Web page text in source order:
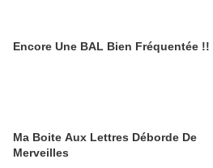
Encore Une BAL Bien Fréquentée !!
Ma Boite Aux Lettres Déborde De
Merveilles